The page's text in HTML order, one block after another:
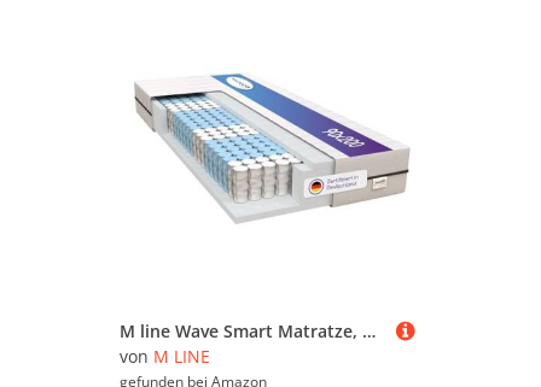
M line Wave Smart Matratze, Kaltschaum, Weiß, 90 x 200 cm
von M LINE
gefunden bei Amazon